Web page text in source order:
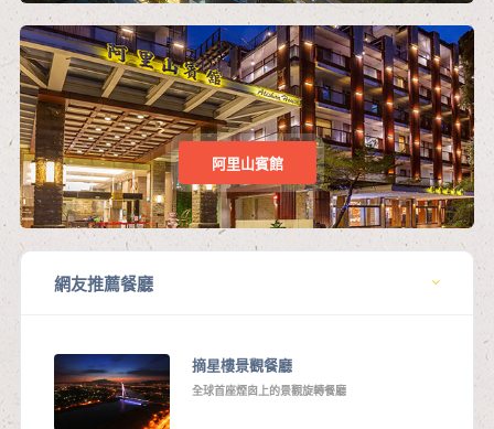
阿里山賓館
網友推薦餐廳
摘星樓景觀餐廳
全球首座煙囪上的景觀旋轉餐廳